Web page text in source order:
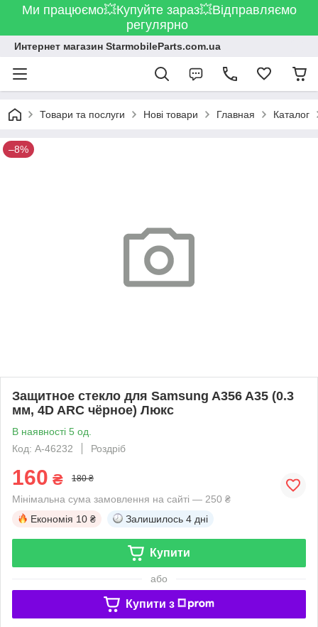
Ми працюємо💥Купуйте зараз💥Відправляємо
регулярно
Интернет магазин StarmobileParts.com.ua
Товари та послуги Нові товари Главная Каталог
–8%
Защитное стекло для Samsung A356 A35 (0.3
мм, 4D ARC чёрное) Люкс
В наявності 5 од.
Код: A-46232
Роздріб
160 ₴ 180 ₴
Мінімальна сума замовлення на сайті — 250 ₴
Економія 10 ₴ Залишилось 4 дні
Купити
або
Купити з